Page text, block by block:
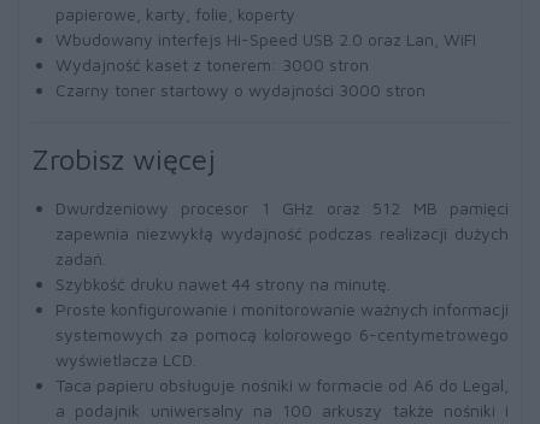
papierowe, karty, folie, koperty
Wbudowany interfejs Hi-Speed USB 2.0 oraz Lan, WiFI
Wydajność kaset z tonerem: 3000 stron
Czarny toner startowy o wydajności 3000 stron
Zrobisz więcej
Dwurdzeniowy procesor 1 GHz oraz 512 MB pamięci
zapewnia niezwykłą wydajność podczas realizacji dużych
zadań.
Szybkość druku nawet 44 strony na minutę.
Proste konfigurowanie i monitorowanie ważnych informacji
systemowych za pomocą kolorowego 6-centymetrowego
wyświetlacza LCD.
Taca papieru obsługuje nośniki w formacie od A6 do Legal,
a podajnik uniwersalny na 100 arkuszy także nośniki i